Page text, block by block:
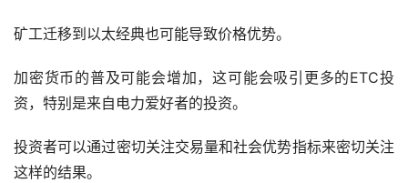
矿工迁移到以太经典也可能导致价格优势。
加密货币的普及可能会增加，这可能会吸引更多的ETC投
资，特别是来自电力爱好者的投资。
投资者可以通过密切关注交易量和社会优势指标来密切关注
这样的结果。